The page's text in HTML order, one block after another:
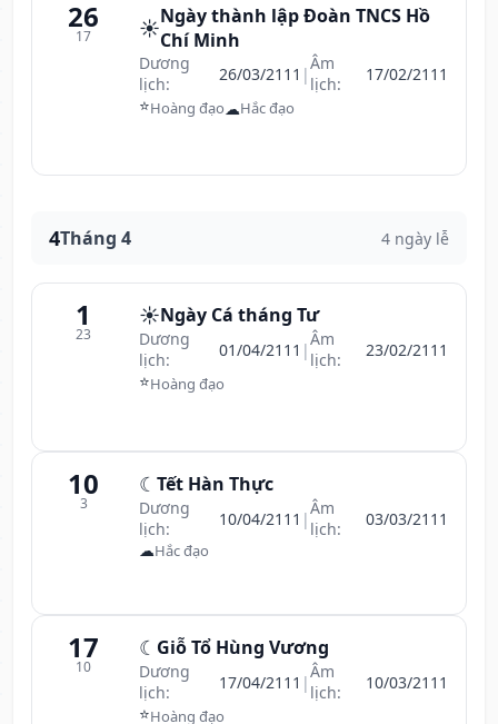
26
17 ☀️Ngày thành lập Đoàn TNCS Hồ
Chí Minh
Dương
lịch:
26/03/2111 |Âm
lịch:
17/02/2111
⭐Hoàng đạo☁Hắc đạo
4Tháng 4 4 ngày lễ
1
23
☀️Ngày Cá tháng Tư
Dương
lịch:
01/04/2111 |Âm
lịch:
23/02/2111
⭐Hoàng đạo
10
3
☾ Tết Hàn Thực
Dương
lịch:
10/04/2111 |Âm
lịch:
03/03/2111
☁Hắc đạo
17
10
☾ Giỗ Tổ Hùng Vương
Dương
lịch:
17/04/2111 |Âm
lịch:
10/03/2111
⭐Hoàng đạo